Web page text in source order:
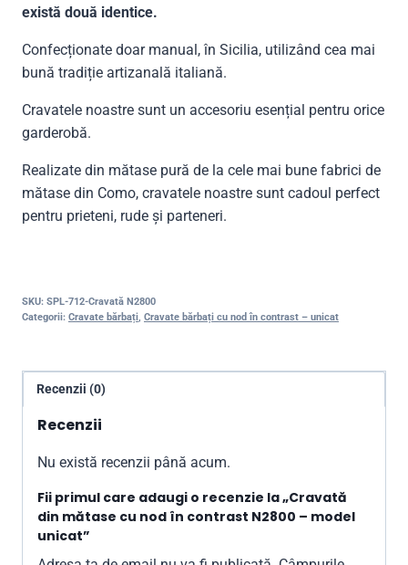
există două identice.
Confecționate doar manual, în Sicilia, utilizând cea mai
bună tradiție artizanală italiană.
Cravatele noastre sunt un accesoriu esențial pentru orice
garderobă.
Realizate din mătase pură de la cele mai bune fabrici de
mătase din Como, cravatele noastre sunt cadoul perfect
pentru prieteni, rude și parteneri.
SKU: SPL-712-Cravată N2800
Categorii: Cravate bărbați, Cravate bărbați cu nod în contrast – unicat
Recenzii (0)
Recenzii
Nu există recenzii până acum.
Fii primul care adaugi o recenzie la „Cravată
din mătase cu nod în contrast N2800 – model
unicat”